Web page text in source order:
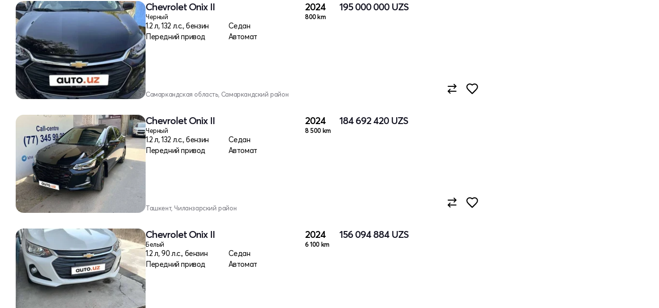
Chevrolet Onix II
Черный
1.2 л, 132 л.с., бензин
Седан
Передний привод
Автомат
2024
800 km
195 000 000 UZS
Самаркандская область, Самаркандский район
Chevrolet Onix II
Черный
1.2 л, 132 л.с., бензин
Седан
Передний привод
Автомат
2024
8 500 km
184 692 420 UZS
Ташкент, Чиланзарский район
Chevrolet Onix II
Белый
1.2 л, 90 л.с., бензин
Седан
Передний привод
Автомат
2024
6 100 km
156 094 884 UZS